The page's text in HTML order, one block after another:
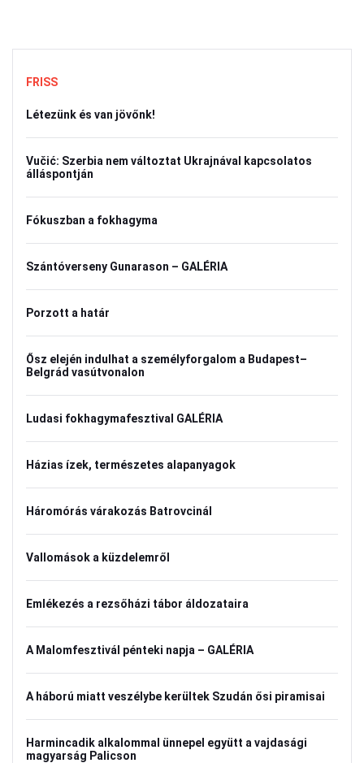
FRISS
Létezünk és van jövőnk!
Vučić: Szerbia nem változtat Ukrajnával kapcsolatos
álláspontján
Fókuszban a fokhagyma
Szántóverseny Gunarason – GALÉRIA
Porzott a határ
Ősz elején indulhat a személyforgalom a Budapest–
Belgrád vasútvonalon
Ludasi fokhagymafesztival GALÉRIA
Házias ízek, természetes alapanyagok
Háromórás várakozás Batrovcinál
Vallomások a küzdelemről
Emlékezés a rezsőházi tábor áldozataira
A Malomfesztivál pénteki napja – GALÉRIA
A háború miatt veszélybe kerültek Szudán ősi piramisai
Harmincadik alkalommal ünnepel együtt a vajdasági
magyarság Palicson